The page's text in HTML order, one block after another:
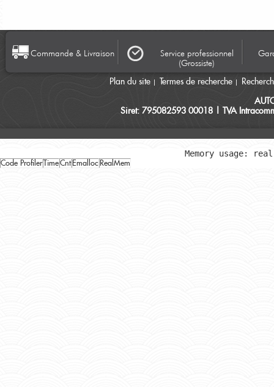
Commande & Livraison
Service professionnel
(Grossiste)
Plan du site Termes de recherche
Siret: 795082593 00018 | TVA
Memory usage:
Code Profiler TimeCnt Emalloc RealMem